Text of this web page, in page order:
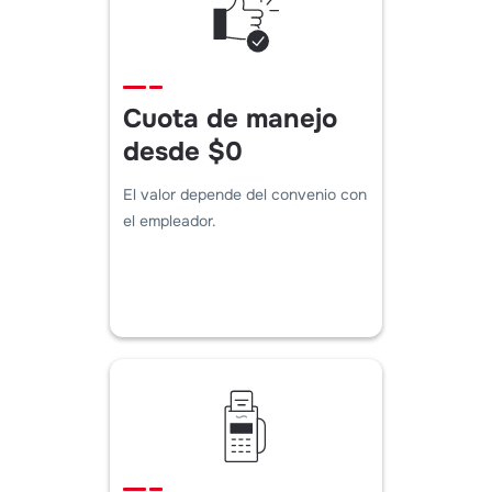
Cuota de manejo
desde $0
El valor depende del convenio con
el empleador.